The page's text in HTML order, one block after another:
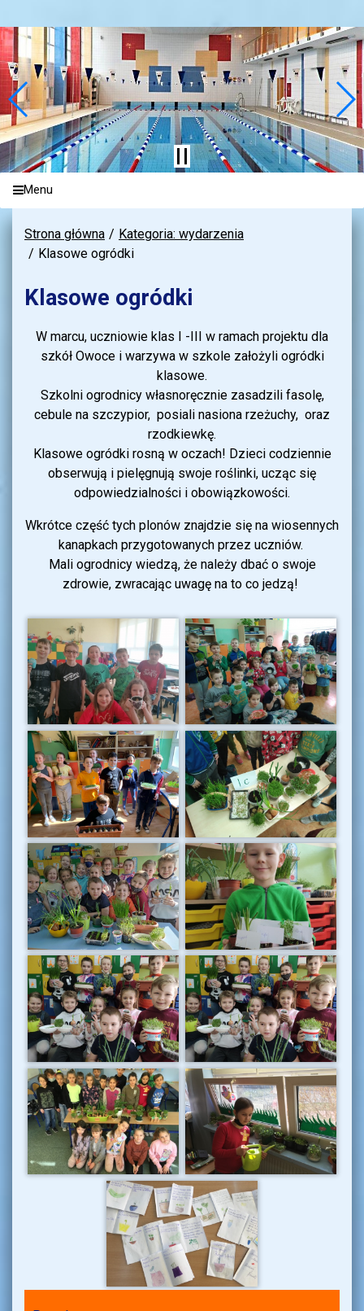
Menu
Strona główna
Kategoria: wydarzenia
Klasowe ogródki
Klasowe ogródki
W marcu, uczniowie klas I -III w ramach projektu dla
szkół Owoce i warzywa w szkole założyli ogródki
klasowe.
Szkolni ogrodnicy własnoręcznie zasadzili fasolę,
cebule na szczypior, posiali nasiona rzeżuchy, oraz
rzodkiewkę.
Klasowe ogródki rosną w oczach! Dzieci codziennie
obserwują i pielęgnują swoje roślinki, ucząc się
odpowiedzialności i obowiązkowości.
Wkrótce część tych plonów znajdzie się na wiosennych
kanapkach przygotowanych przez uczniów.
Mali ogrodnicy wiedzą, że należy dbać o swoje
zdrowie, zwracając uwagę na to co jedzą!